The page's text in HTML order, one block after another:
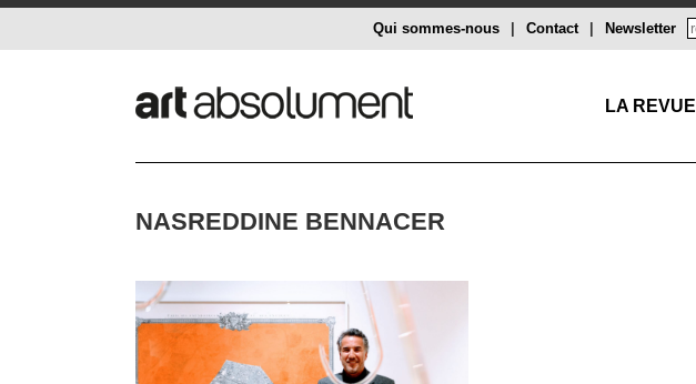
Newsletter
Contact
Qui sommes-nous
LA REVUE
NASREDDINE BENNACER